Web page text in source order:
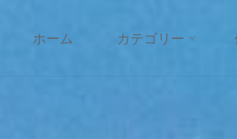
ホーム カテゴリー